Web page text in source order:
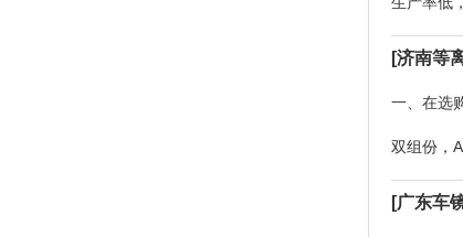
开展涂胶
[济南等
一、在选
双组份，
是改装控
[广东车